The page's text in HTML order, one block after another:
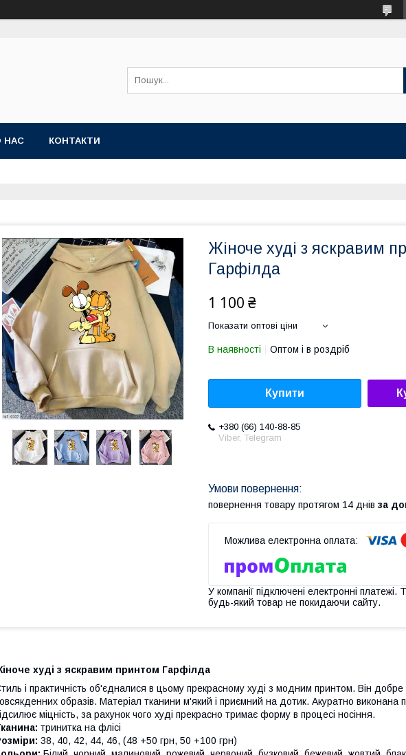
НАС КОНТАКТИ
Жіноче худі з яскравим
Гарфілда
1 100 ₴
Показати оптові ціни
В наявності Оптом і в роздріб
Купити
+380 (66) 140-88-85
Viber, Telegram
повернення товару протягом 14 днів за
У компанії підключені електронні
будь-який товар не покидаючи сайту.
худі з яскравим принтом Гарфілда
і практичність об'єдналися в цьому прекрасному худі з модним принтом. Він
образів. Матеріал тканини м'який і приємний на дотик. Акуратно виконана
міцність, за рахунок чого худі прекрасно тримає форму в процесі носіння.
тринитка на флісі
38, 40, 42, 44, 46, (48 +50 грн, 50 +100 грн)